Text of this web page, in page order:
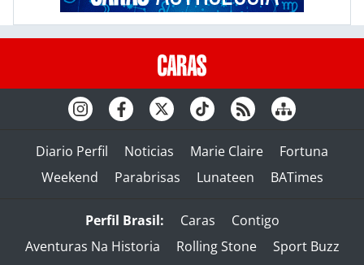
Diario Perfil Noticias Marie Claire
Fortuna
Weekend
Parabrisas Lunateen BATimes
Perfil Brasil: Caras
Contigo
Aventuras Na Historia
Rolling Stone
Sport Buzz